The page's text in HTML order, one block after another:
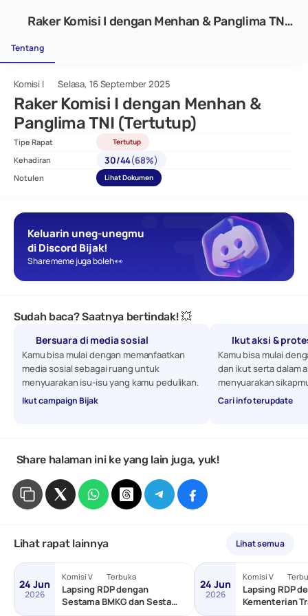
Komisi I Selasa, 16 September 2025
Raker Komisi I dengan Menhan &
Panglima TNI (Tertutup)
Tipe Rapat Tertutup
Kehadiran 30/44(68%)
Notulen Lihat Dokumen
Keluarin uneg-unegmu
di Discord Bijak!
Share meme juga boleh 👀
Sudah baca? Saatnya bertindak! 💥
Bersuara di media sosial
Kamu bisa mulai dengan memanfaatkan
media sosial sebagai ruang untuk
menyuarakan isu-isu yang kamu pedulikan.
Ikut campaign Bijak
Ikut aksi &
Kamu bisa mulai
dan ikut serta dalam
menyuarakan
Cari info terupdate
Share halaman ini ke yang lain juga, yuk!
Lihat rapat lainnya Lihat semua
24 Jun
2026
Komisi V Terbuka
Lapsing RDP dengan
Sestama BMKG dan Sestama
24 Jun
2026
Komisi V
Lapsing RDP
Kementerian
Raker Komisi I dengan Menhan & Panglima TNI
Tentang